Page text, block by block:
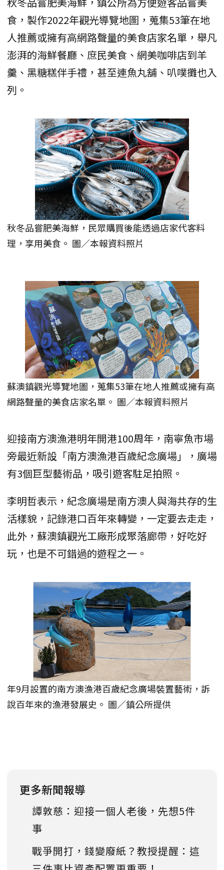
食，製作2022年觀光導覽地圖，蒐集53筆在地
人推薦或擁有高網路聲量的美食店家名單，舉凡
澎湃的海鮮餐廳、庶民美食、網美咖啡店到羊
羹、黑糖糕伴手禮，甚至連魚丸舖、叭噗攤也入
列。
秋冬品嘗肥美海鮮，民眾購買後能透過店家代客料
理，享用美食。 圖／本報資料照片
蘇澳鎮觀光導覽地圖，蒐集53筆在地人推薦或擁有高
網路聲量的美食店家名單。 圖／本報資料照片
迎接南方澳漁港明年開港100周年，南寧魚市場
旁最近新設「南方澳漁港百歲紀念廣場」，廣場
有3個巨型藝術品，吸引遊客駐足拍照。
李明哲表示，紀念廣場是南方澳人與海共存的生
活樣貌，記錄港口百年來轉變，一定要去走走，
此外，蘇澳鎮觀光工廠形成聚落廊帶，好吃好
玩，也是不可錯過的遊程之一。
年9月設置的南方澳漁港百歲紀念廣場裝置藝術，訴
說百年來的漁港發展史。 圖／鎮公所提供
更多新聞報導
譚敦慈：迎接一個人老後，先想5件
事
戰爭開打，錢變廢紙？教授提醒：這